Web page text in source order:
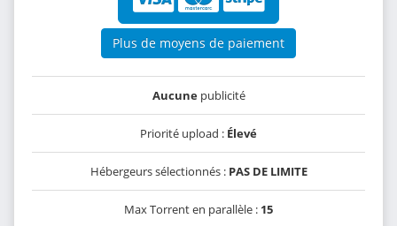
Plus de moyens de paiement
Aucunepublicité
Priorité upload : Élevé
Hébergeurs sélectionnés : PAS DE LIMITE
Max Torrent en parallèle : 15